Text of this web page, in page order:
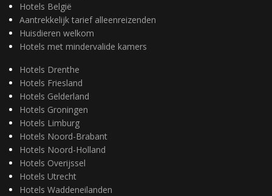
Hotels België
Aantrekkelijk tarief alleenreizenden
Huisdieren welkom
Hotels met mindervalide kamers
Hotels Drenthe
Hotels Friesland
Hotels Gelderland
Hotels Groningen
Hotels Limburg
Hotels Noord-Brabant
Hotels Noord-Holland
Hotels Overijssel
Hotels Utrecht
Hotels Waddeneilanden